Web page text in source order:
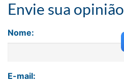
Envie sua opinião
Nome:
E-mail: